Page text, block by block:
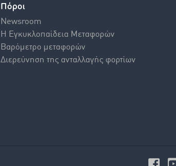
Πόροι
Newsroom
Η Εγκυκλοπαίδεια Mεταφορών
Βαρόμετρο μεταφορών
Διερεύνηση της ανταλλαγής φορτίων